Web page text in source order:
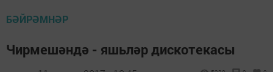
БӘЙРӘМНӘР
Чирмешәндә - яшьләр дискотекасы